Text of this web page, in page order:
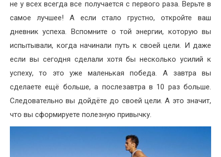
не у всех всегда все получается с первого раза. Верьте в
самое лучшее! А если стало грустно, откройте ваш
дневник успеха. Вспомните о той энергии, которую вы
испытывали, когда начинали путь к своей цели. И даже
если вы сегодня сделали хотя бы несколько усилий к
успеху, то это уже маленькая победа. А завтра вы
сделаете ещё больше, а послезавтра в 10 раз больше.
Следовательно вы дойдёте до своей цели. А это значит,
что вы сформируете полезную привычку.